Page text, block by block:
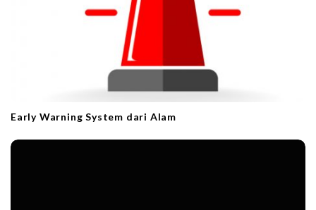
Early Warning System dari Alam